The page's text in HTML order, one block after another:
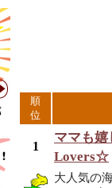
順
位
1
ママも
Lovers☆
大人気の